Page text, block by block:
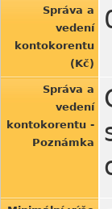
Správa a
vedení
kontokorentu
(Kč)
Správa a
vedení
kontokorentu -
Poznámka